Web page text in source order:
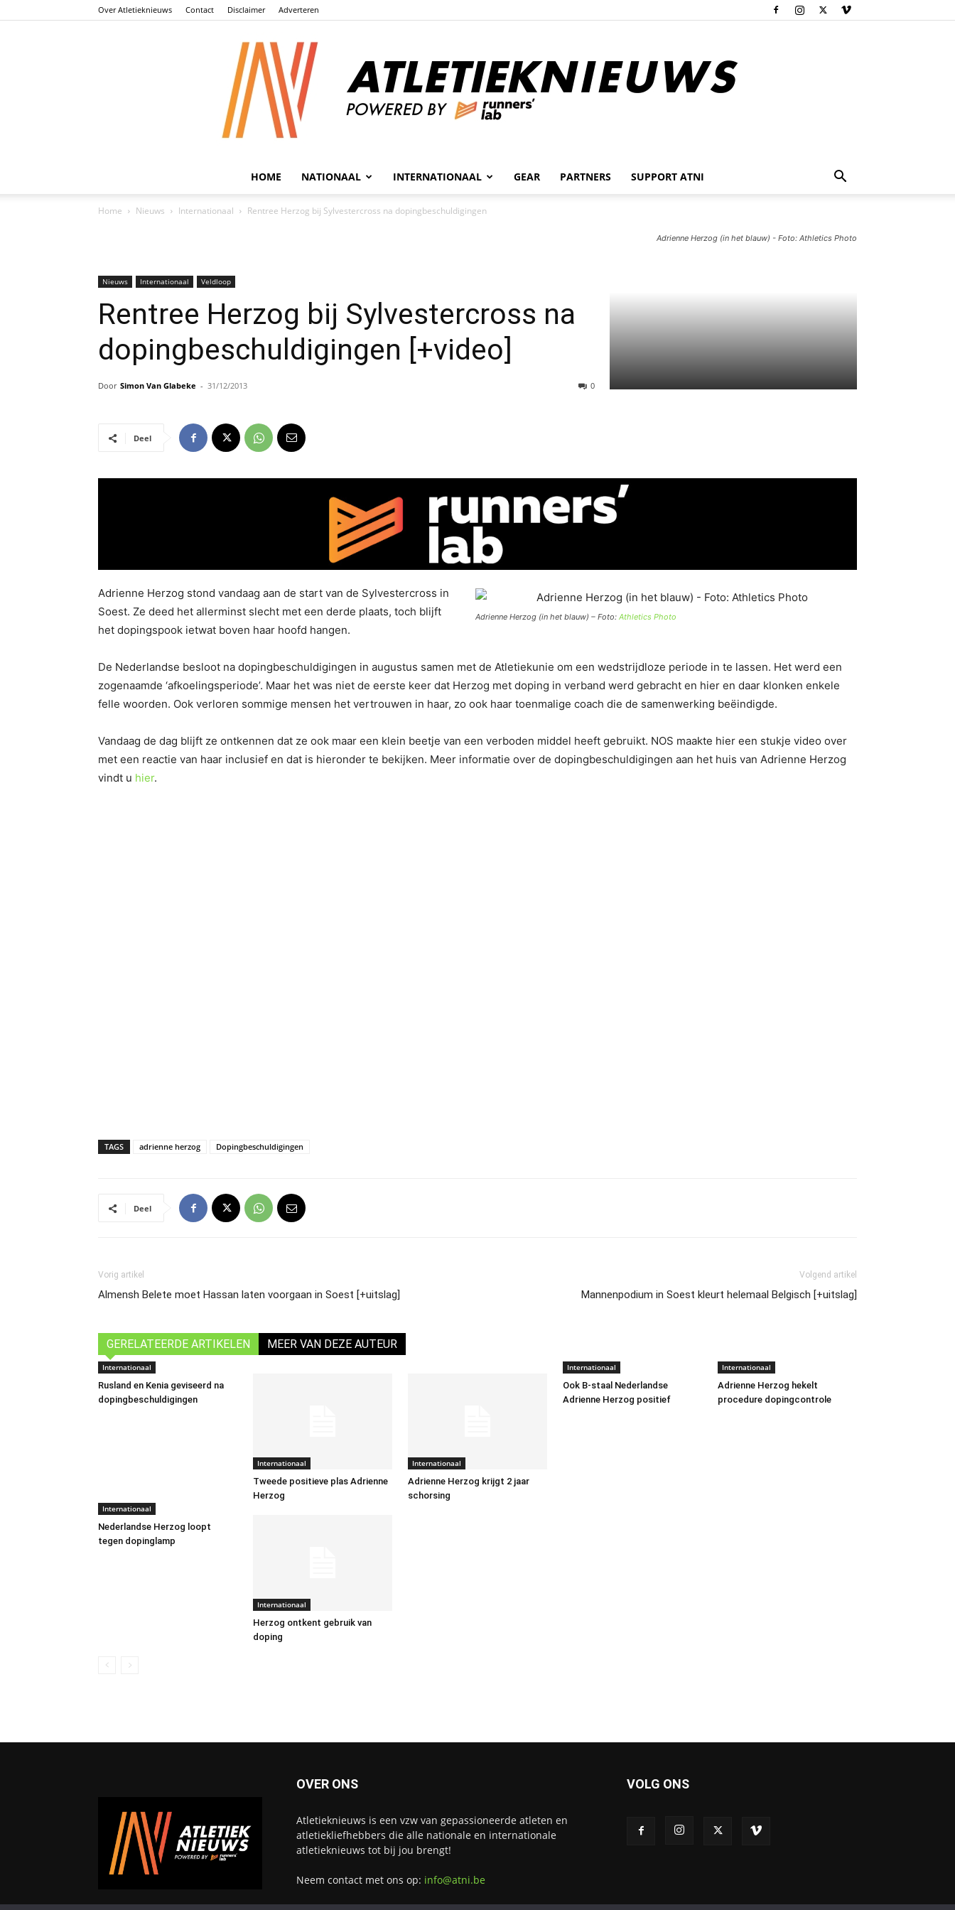
Over Atletieknieuws Contact Disclaimer Adverteren
HOME NATIONAAL INTERNATIONAAL GEAR PARTNERS SUPPORT ATNI
Home Nieuws Internationaal Rentree Herzog bij Sylvestercross na dopingbeschuldigingen
Adrienne Herzog (in het blauw) - Foto: Athletics Photo
Nieuws Internationaal Veldloop
Rentree Herzog bij Sylvestercross na
dopingbeschuldigingen [+video]
Door Simon Van Glabeke - 31/12/2013 0
Deel
Adrienne Herzog (in het blauw) – Foto: Athletics Photo
Adrienne Herzog stond vandaag aan de start van de Sylvestercross in
Soest. Ze deed het allerminst slecht met een derde plaats, toch blijft
het dopingspook ietwat boven haar hoofd hangen.
De Nederlandse besloot na dopingbeschuldigingen in augustus samen met de Atletiekunie om een wedstrijdloze periode in te lassen. Het werd een
zogenaamde ‘afkoelingsperiode’. Maar het was niet de eerste keer dat Herzog met doping in verband werd gebracht en hier en daar klonken enkele
felle woorden. Ook verloren sommige mensen het vertrouwen in haar, zo ook haar toenmalige coach die de samenwerking beëindigde.
Vandaag de dag blijft ze ontkennen dat ze ook maar een klein beetje van een verboden middel heeft gebruikt. NOS maakte hier een stukje video over
met een reactie van haar inclusief en dat is hieronder te bekijken. Meer informatie over de dopingbeschuldigingen aan het huis van Adrienne Herzog
vindt u hier.
TAGS adrienne herzog Dopingbeschuldigingen
Deel
Vorig artikel
Almensh Belete moet Hassan laten voorgaan in Soest [+uitslag]
Volgend artikel
Mannenpodium in Soest kleurt helemaal Belgisch [+uitslag]
GERELATEERDE ARTIKELEN MEER VAN DEZE AUTEUR
Internationaal
Rusland en Kenia geviseerd na
dopingbeschuldigingen
Internationaal
Tweede positieve plas Adrienne
Herzog
Internationaal
Adrienne Herzog krijgt 2 jaar
schorsing
Internationaal
Ook B-staal Nederlandse
Adrienne Herzog positief
Internationaal
Adrienne Herzog hekelt
procedure dopingcontrole
Internationaal
Nederlandse Herzog loopt
tegen dopinglamp
Internationaal
Herzog ontkent gebruik van
doping
OVER ONS
Atletieknieuws is een vzw van gepassioneerde atleten en
atletiekliefhebbers die alle nationale en internationale
atletieknieuws tot bij jou brengt!
Neem contact met ons op: info@atni.be
VOLG ONS